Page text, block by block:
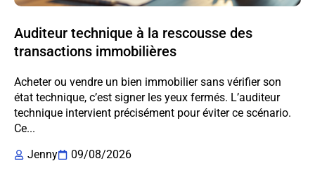
Auditeur technique à la rescousse des
transactions immobilières
Acheter ou vendre un bien immobilier sans vérifier son
état technique, c’est signer les yeux fermés. L’auditeur
technique intervient précisément pour éviter ce scénario.
Ce...
Jenny
09/08/2026